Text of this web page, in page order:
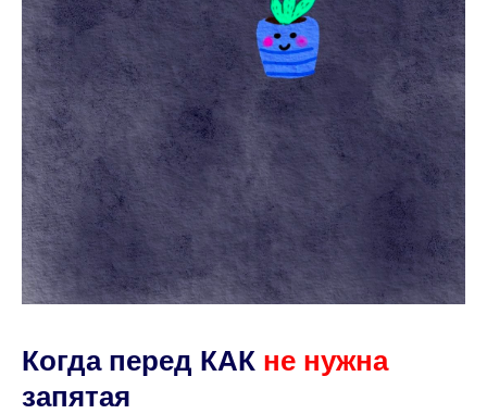
Когда перед КАК не нужна
запятая